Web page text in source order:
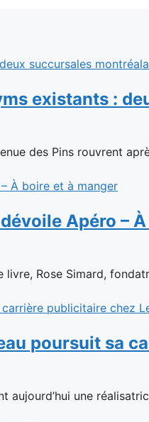
existants :
des Pins rouvrent
Apéro –
Rose Simard,
poursuit sa
une